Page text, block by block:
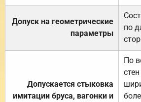
Допуск на геометрические
параметры
по
Допускается стыковка
имитации бруса, вагонки и
По